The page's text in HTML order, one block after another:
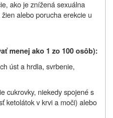
ako je znížená sexuálna
alebo porucha erekcie u
menej ako 1 zo 100 osôb):
úst a hrdla, svrbenie,
cukrovky, niekedy spojené s
ketolátok v krvi a moči) alebo